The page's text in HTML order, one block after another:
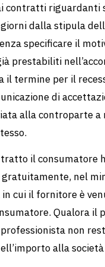
contratti
dalla stipula
specificare il
prestabiliti
il termine per il
di
alla controparte
il
nel
cui il fornitore è
Qualora
non
alla